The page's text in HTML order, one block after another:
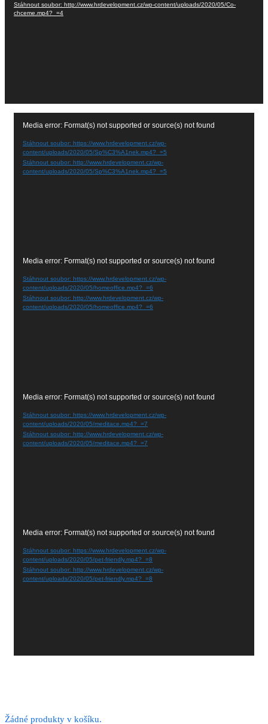
Stáhnout soubor: http://www.hrdevelopment.cz/wp-content/uploads/2020/05/Co-
chceme.mp4?_=4
Media error: Format(s) not supported or source(s) not found
Stáhnout soubor: https://www.hrdevelopment.cz/wp-
content/uploads/2020/05/Sp%C3%A1nek.mp4?_=5
Stáhnout soubor: http://www.hrdevelopment.cz/wp-
content/uploads/2020/05/Sp%C3%A1nek.mp4?_=5
Media error: Format(s) not supported or source(s) not found
Stáhnout soubor: https://www.hrdevelopment.cz/wp-
content/uploads/2020/05/homeoffice.mp4?_=6
Stáhnout soubor: http://www.hrdevelopment.cz/wp-
content/uploads/2020/05/homeoffice.mp4?_=6
Media error: Format(s) not supported or source(s) not found
Stáhnout soubor: https://www.hrdevelopment.cz/wp-
content/uploads/2020/05/meditace.mp4?_=7
Stáhnout soubor: http://www.hrdevelopment.cz/wp-
content/uploads/2020/05/meditace.mp4?_=7
Media error: Format(s) not supported or source(s) not found
Stáhnout soubor: https://www.hrdevelopment.cz/wp-
content/uploads/2020/05/pet-friendly.mp4?_=8
Stáhnout soubor: http://www.hrdevelopment.cz/wp-
content/uploads/2020/05/pet-friendly.mp4?_=8
Žádné produkty v košíku.